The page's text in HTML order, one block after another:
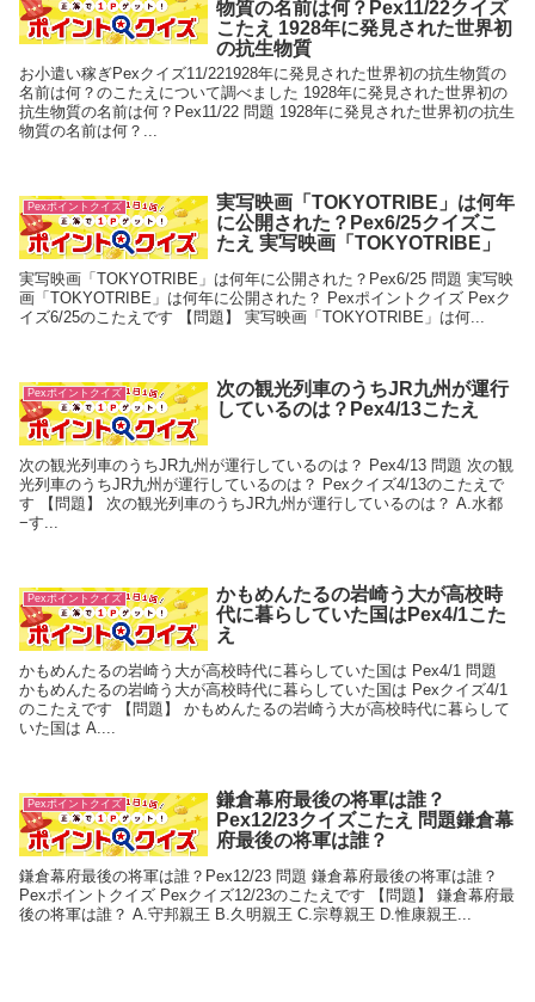
物質の名前は何？Pex11/22クイズ
こたえ 1928年に発見された世界初
の抗生物質
お小遣い稼ぎPexクイズ11/221928年に発見された世界初の抗生物質の
名前は何？のこたえについて調べました 1928年に発見された世界初の
抗生物質の名前は何？Pex11/22 問題 1928年に発見された世界初の抗生
物質の名前は何？...
Pexポイントクイズ
実写映画「TOKYOTRIBE」は何年
に公開された？Pex6/25クイズこ
たえ 実写映画「TOKYOTRIBE」
実写映画「TOKYOTRIBE」は何年に公開された？Pex6/25 問題 実写映
画「TOKYOTRIBE」は何年に公開された？ Pexポイントクイズ Pexク
イズ6/25のこたえです 【問題】 実写映画「TOKYOTRIBE」は何...
Pexポイントクイズ
次の観光列車のうちJR九州が運行
しているのは？Pex4/13こたえ
次の観光列車のうちJR九州が運行しているのは？ Pex4/13 問題 次の観
光列車のうちJR九州が運行しているのは？ Pexクイズ4/13のこたえで
す 【問題】 次の観光列車のうちJR九州が運行しているのは？ A.水都
−す...
Pexポイントクイズ
かもめんたるの岩崎う大が高校時
代に暮らしていた国はPex4/1こた
え
かもめんたるの岩崎う大が高校時代に暮らしていた国は Pex4/1 問題
かもめんたるの岩崎う大が高校時代に暮らしていた国は Pexクイズ4/1
のこたえです 【問題】 かもめんたるの岩崎う大が高校時代に暮らして
いた国は A....
Pexポイントクイズ
鎌倉幕府最後の将軍は誰？
Pex12/23クイズこたえ 問題鎌倉幕
府最後の将軍は誰？
鎌倉幕府最後の将軍は誰？Pex12/23 問題 鎌倉幕府最後の将軍は誰？
Pexポイントクイズ Pexクイズ12/23のこたえです 【問題】 鎌倉幕府最
後の将軍は誰？ A.守邦親王 B.久明親王 C.宗尊親王 D.惟康親王...